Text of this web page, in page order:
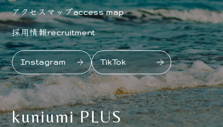
アクセスマップaccess map
採用情報recruitment
Instagram TikTok
kuniumi PLUS